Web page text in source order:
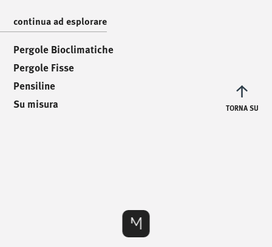
continua ad esplorare
Pergole Bioclimatiche
Pergole Fisse
Pensiline
Su misura
TORNA SU